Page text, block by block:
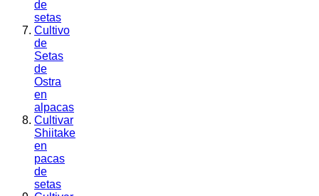
de
setas
Cultivo
de
Setas
de
Ostra
en
alpacas
Cultivar
Shiitake
en
pacas
de
setas